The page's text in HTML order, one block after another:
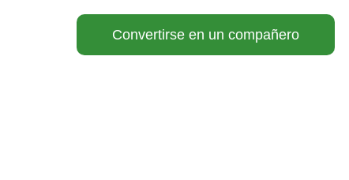
Convertirse en un compañero